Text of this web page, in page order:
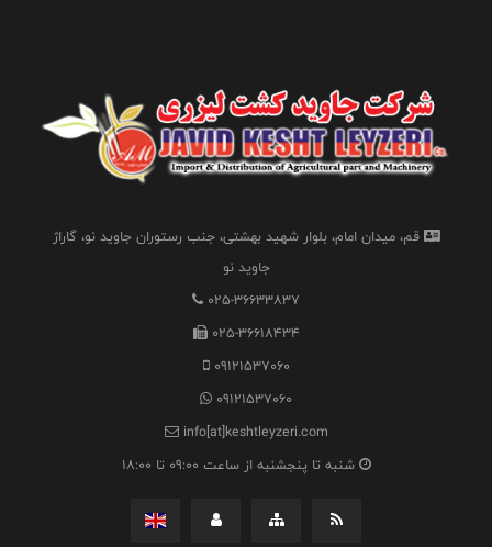
قم، میدان امام، بلوار شهید بهشتی، جنب رستوران جاوید نو، گاراژ
جاوید نو
025-36633837
025-36618434
09121537060
09121537060
info[at]keshtleyzeri.com
شنبه تا پنجشنبه از ساعت 09:00 تا 18:00